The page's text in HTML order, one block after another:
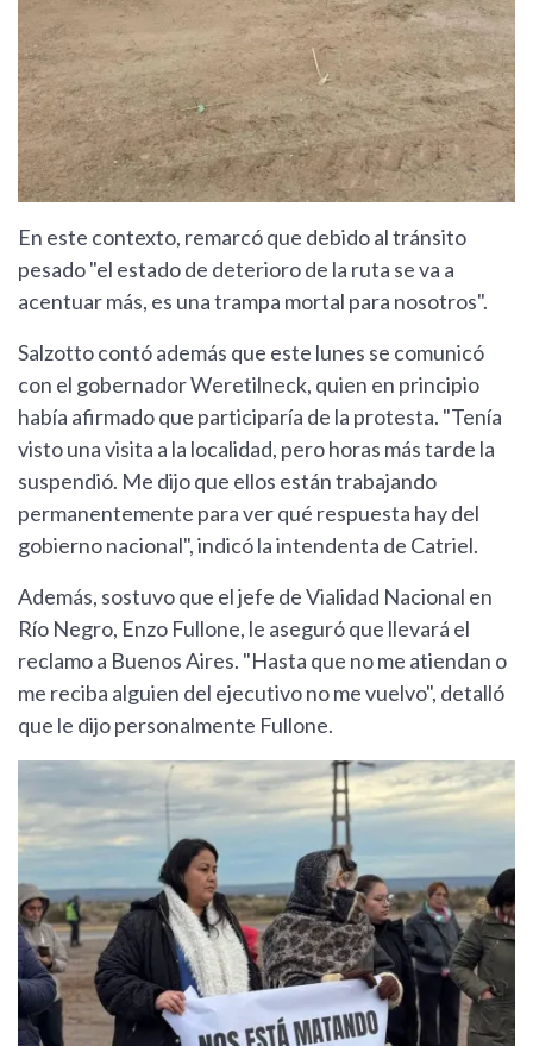
En este contexto, remarcó que debido al tránsito
pesado "el estado de deterioro de la ruta se va a
acentuar más, es una trampa mortal para nosotros".
Salzotto contó además que este lunes se comunicó
con el gobernador Weretilneck, quien en principio
había afirmado que participaría de la protesta. "Tenía
visto una visita a la localidad, pero horas más tarde la
suspendió. Me dijo que ellos están trabajando
permanentemente para ver qué respuesta hay del
gobierno nacional", indicó la intendenta de Catriel.
Además, sostuvo que el jefe de Vialidad Nacional en
Río Negro, Enzo Fullone, le aseguró que llevará el
reclamo a Buenos Aires. "Hasta que no me atiendan o
me reciba alguien del ejecutivo no me vuelvo", detalló
que le dijo personalmente Fullone.